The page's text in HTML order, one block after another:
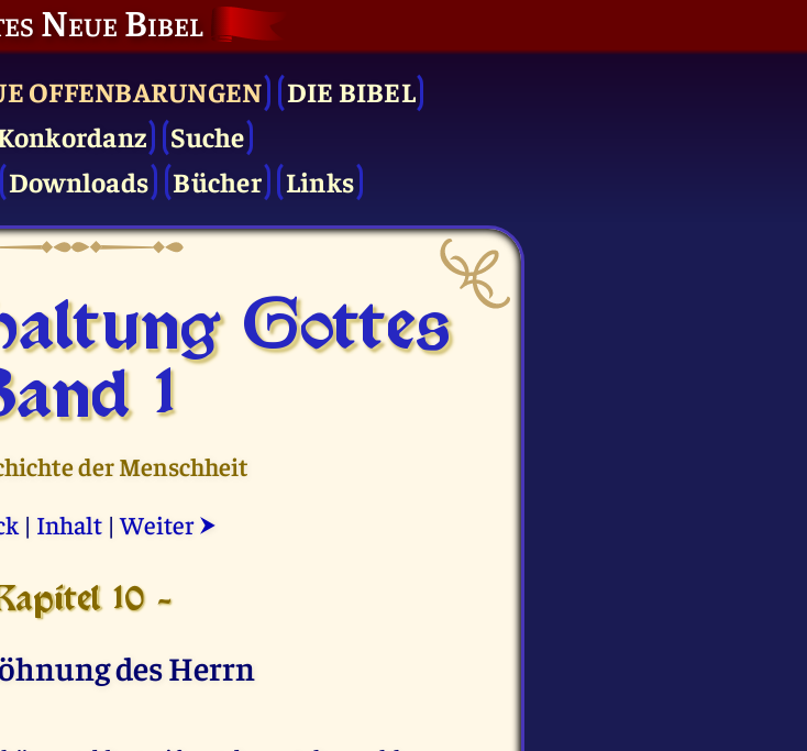
Neue Bibel
OFFENBARUNGEN
DIE BIBEL
Suche
Downloads Bücher Links
Gottes
1
der Menschheit
| Inhalt |Weiter ⮞
10 -
des Herrn